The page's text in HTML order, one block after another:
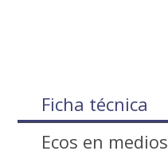
Ficha técnica
Ecos en medios